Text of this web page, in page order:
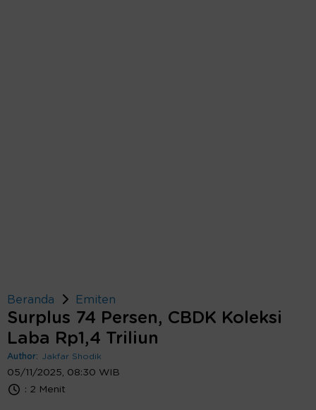
Beranda Emiten
Surplus 74 Persen, CBDK Koleksi
Laba Rp1,4 Triliun
Author: Jakfar Shodik
05/11/2025, 08:30 WIB
: 2 Menit